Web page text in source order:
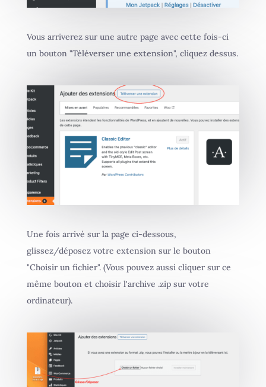
Vous arriverez sur une autre page avec cette fois-ci
un bouton "Téléverser une extension", cliquez dessus.
Une fois arrivé sur la page ci-dessous,
glissez/déposez votre extension sur le bouton
"Choisir un fichier". (Vous pouvez aussi cliquer sur ce
même bouton et choisir l'archive .zip sur votre
ordinateur).